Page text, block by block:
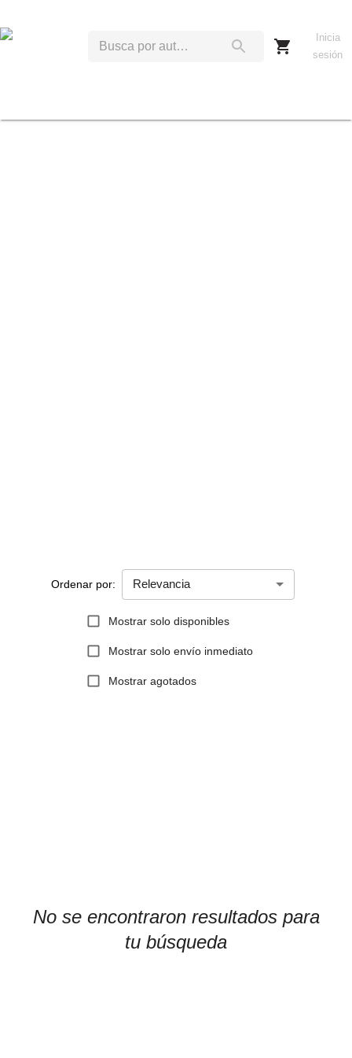
Inicia
sesión
Mostrar solo disponibles
Mostrar solo envío inmediato
Mostrar agotados
Ordenar por: Relevancia
No se encontraron resultados para
tu búsqueda